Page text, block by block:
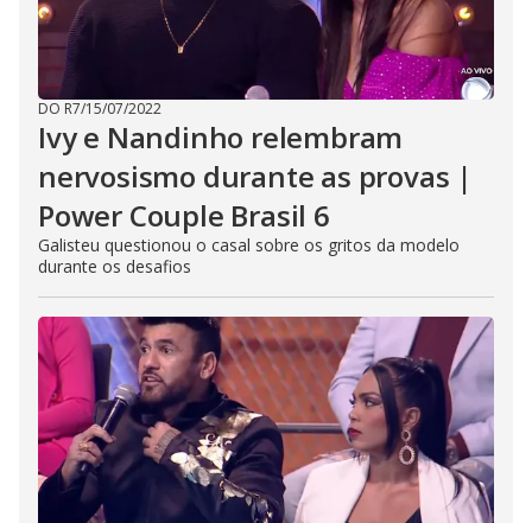
DO R7/15/07/2022
Ivy e Nandinho relembram
nervosismo durante as provas |
Power Couple Brasil 6
Galisteu questionou o casal sobre os gritos da modelo
durante os desafios